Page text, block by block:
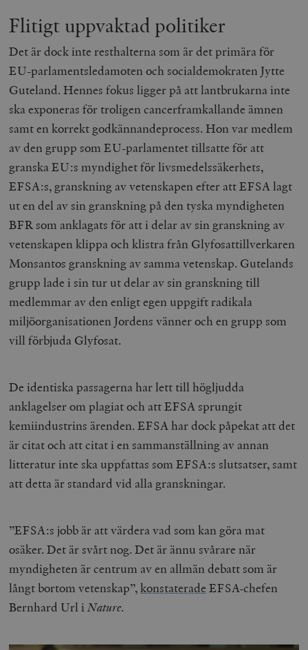
Flitigt uppvaktad politiker
Det är dock inte resthalterna som är det primära för
EU-parlamentsledamoten och socialdemokraten Jytte
Guteland. Hennes fokus ligger på att lantbrukarna inte
ska exponeras för troligen cancerframkallande ämnen
samt en korrekt godkännandeprocess. Hon var medlem
av den grupp som EU-parlamentet tillsatte för att
granska EU:s myndighet för livsmedelssäkerhets,
EFSA:s, granskning av vetenskapen efter att EFSA lagt
ut en del av sin granskning på den tyska myndigheten
BFR som anklagats för att i delar av sin granskning av
vetenskapen klippa och klistra från Glyfosattillverkaren
Monsantos granskning av samma vetenskap. Gutelands
grupp lade i sin tur ut delar av sin granskning till
medlemmar av den enligt egen uppgift radikala
miljöorganisationen Jordens vänner och en grupp som
vill förbjuda Glyfosat.
De identiska passagerna har lett till högljudda
anklagelser om plagiat och att EFSA sprungit
kemiindustrins ärenden. EFSA har dock påpekat att det
är citat och att citat i en sammanställning av annan
litteratur inte ska uppfattas som EFSA:s slutsatser, samt
att detta är standard vid alla granskningar.
”EFSA:s jobb är att värdera vad som kan göra mat
osäker. Det är svårt nog. Det är ännu svårare när
myndigheten är centrum av en allmän debatt som är
långt bortom vetenskap”,konstaterade EFSA-chefen
Bernhard Url iNature.